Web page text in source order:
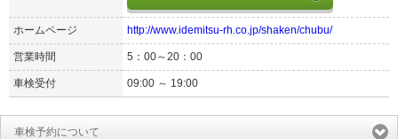
ホームページ http://www.idemitsu-rh.co.jp/shaken/chubu/
営業時間 5：00～20：00
車検受付 09:00 ～ 19:00
車検予約について